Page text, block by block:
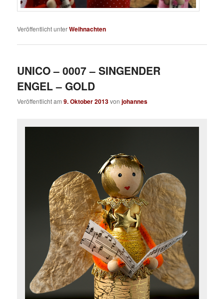
Veröffentlicht unterWeihnachten
UNICO – 0007 – SINGENDER
ENGEL – GOLD
Veröffentlicht am9. Oktober 2013vonjohannes